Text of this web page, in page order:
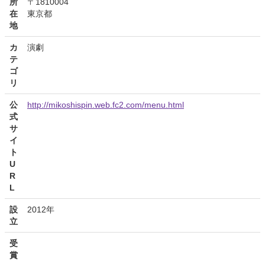
在
地
東京都
カ
テ
ゴ
リ
演劇
公
式
サ
イ
ト
U
R
L
http://mikoshispin.web.fc2.com/menu.html
設
立
2012年
受
賞